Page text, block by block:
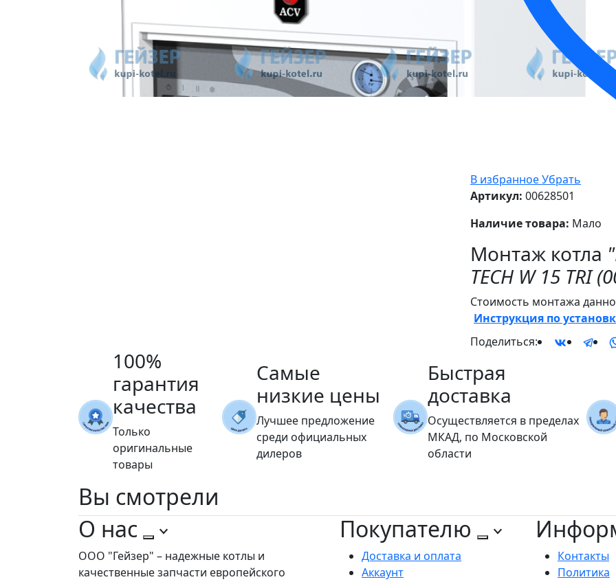
В избранноеУбрать
Артикул: 00628501
Наличие товара: Мало
Монтаж котла
TECH W 15 TRI
Стоимость монтажа
Инструкция по
Поделиться:
100%
гарантия
качества
Только
оригинальные
товары
Самые
низкие цены
Лучшее предложение
среди официальных
дилеров
Быстрая
доставка
Осуществляется в пределах
МКАД, по Московской
области
Вы смотрели
О нас
ООО "Гейзер" – надежные котлы и
качественные запчасти европейского
Покупателю
Доставка и оплата
Аккаунт
Контакты
Политика